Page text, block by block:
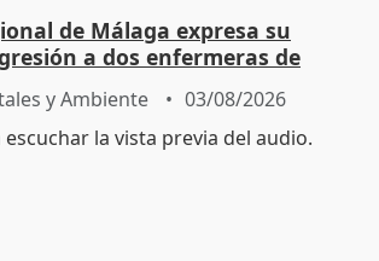
de Málaga expresa su
a dos enfermeras de
y Ambiente 03/08/2026